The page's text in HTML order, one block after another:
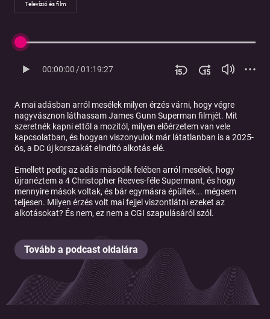
Televízió és film
00:00:00/01:19:27
A mai adásban arról mesélek milyen érzés várni, hogy végre
nagyvásznon láthassam James Gunn Superman filmjét. Mit
szeretnék kapni ettől a mozitól, milyen előérzetem van vele
kapcsolatban, és hogyan viszonyulok már látatlanban is a 2025-
ös, a DC új korszakát elindító alkotás elé.
Emellett pedig az adás második felében arról mesélek, hogy
újranéztem a 4 Christopher Reeves-féle Supermant, és hogy
mennyire mások voltak, és bár egymásra épültek... mégsem
teljesen. Milyen érzés volt mai fejjel viszontlátni ezeket az
alkotásokat? És nem, ez nem a CGI szapulásáról szól.
Tovább a podcast oldalára